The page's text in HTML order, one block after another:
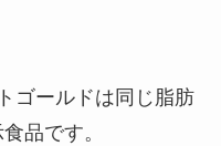
ゴールドは同じ脂肪
品です。